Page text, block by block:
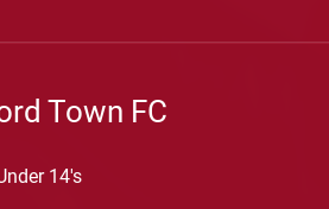
Town FC
14's